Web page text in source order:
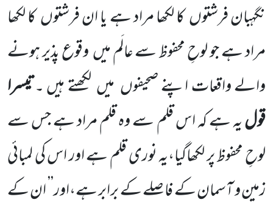
نگہبان فرشتوںکا لکھا مراد ہے یا ان فرشتوںکا لکھا
مراد ہے جو لوحِ محفوظ سے عالَم میںوقوع پذیر ہونے
والے واقعات اپنے صحیفوں میںلکھتے ہیں ۔تیسرا
قولیہ ہے کہ اس قلم سے وہ قلم مراد ہے جس سے
لوحِ محفوظ پر لکھاگیا،یہ نوری قلم ہے اور اس کی لمبائی
زمین و آسمان کے فاصلے کے برابر ہے،اور’’ ان کے